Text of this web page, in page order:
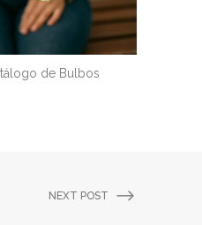
de Bulbos
NEXT POST